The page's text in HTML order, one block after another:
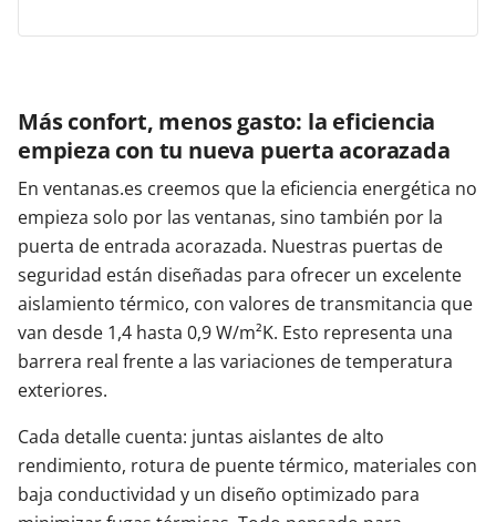
Más confort, menos gasto: la eficiencia
empieza con tu nueva puerta acorazada
En ventanas.es creemos que la eficiencia energética no
empieza solo por las ventanas, sino también por la
puerta de entrada acorazada. Nuestras puertas de
seguridad están diseñadas para ofrecer un excelente
aislamiento térmico, con valores de transmitancia que
van desde 1,4 hasta 0,9 W/m²K. Esto representa una
barrera real frente a las variaciones de temperatura
exteriores.
Cada detalle cuenta: juntas aislantes de alto
rendimiento, rotura de puente térmico, materiales con
baja conductividad y un diseño optimizado para